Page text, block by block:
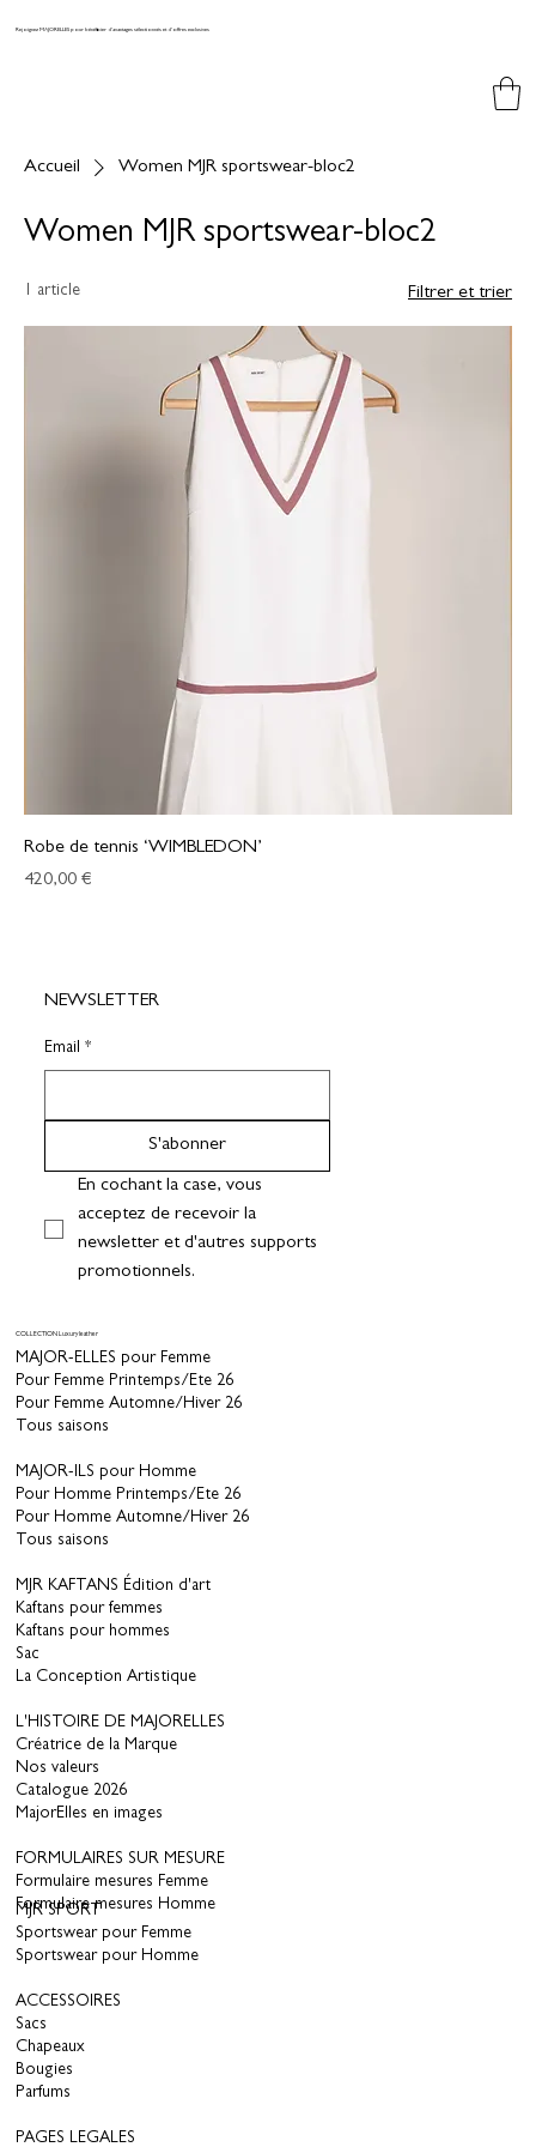
Rejoignez MAJORELLES pour bénéficier d'avantages sélectionnés et d'offres exclusives
Accueil Women MJR sportswear-bloc2
Women MJR sportswear-bloc2
1 article Filtrer et trier
Robe de tennis ‘WIMBLEDON’
Prix
420,00 €
COLLECTION Luxury leather
MAJOR-ELLES pour Femme
Pour Femme Printemps/Ete 26
Pour Femme Automne/Hiver 26
Tous saisons
MAJOR-ILS pour Homme
Pour Homme Printemps/Ete 26
Pour Homme Automne/Hiver 26
Tous saisons
MJR KAFTANS Édition d'art
Kaftans pour femmes
Kaftans pour hommes
Sac
La Conception Artistique
L'HISTOIRE DE MAJORELLES
Créatrice de la Marque
Nos valeurs
Catalogue 2026
MajorElles en images
FORMULAIRES SUR MESURE
Formulaire mesures Femme
Formulaire mesures Homme
MJR SPORT
Sportswear pour Femme
Sportswear pour Homme
ACCESSOIRES
Sacs
Chapeaux
Bougies
Parfums
PAGES LEGALES
NEWSLETTER
Email *
S'abonner
En cochant la case, vous
acceptez de recevoir la
newsletter et d'autres supports
promotionnels.